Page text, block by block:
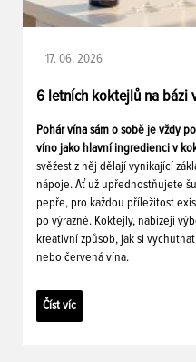
17. 06. 2026
6 letních koktejlů na bázi
Pohár vína sám o sobě je vždy
víno jako hlavní ingredienci v
svěžest z něj dělají vynikající
nápoje. Ať už upřednostňujete
pepře, pro každou příležitost
po výrazné. Koktejly, nabízejí
kreativní způsob, jak si
nebo červená vína.
Číst víc